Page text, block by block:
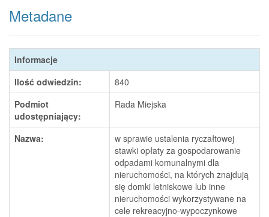
Metadane
Informacje
Ilość odwiedzin:
840
Podmiot
udostępniający:
Rada Miejska
Nazwa:
w sprawie ustalenia ryczałtowej
stawki opłaty za gospodarowanie
odpadami komunalnymi dla
nieruchomości, na których znajdują
się domki letniskowe lub inne
nieruchomości wykorzystywane na
cele rekreacyjno-wypoczynkowe